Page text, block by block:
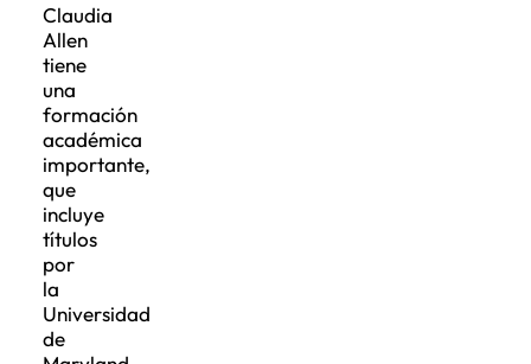
Claudia
Allen
tiene
una
formación
académica
importante,
que
incluye
títulos
por
la
Universidad
de